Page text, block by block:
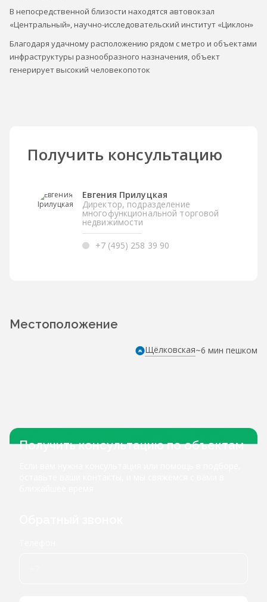
В непосредственной близости находятся автовокзал
«Центральный», научно-исследовательский институт «Циклон»
Благодаря удачному расположению рядом с метро и объектами
инфраструктуры разнообразного назначения, объект
генерирует высокий человекопоток
Получить консультацию
Евгения Прилуцкая
Директор, подразделение
многофункциональной торговой
недвижимости
+7 (495) 258 39 90
Местоположение
Щёлковская~6 мин пешком
Получить консультацию по объектам